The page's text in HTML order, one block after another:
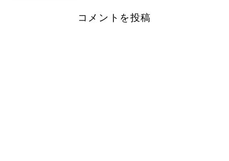
コメントを投稿